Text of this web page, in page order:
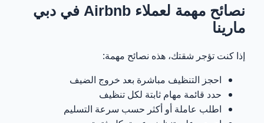
نصائح مهمة لعملاء Airbnb في دبي
مارينا
إذا كنت تؤجر شقتك، هذه نصائح مهمة:
احجز التنظيف مباشرة بعد خروج الضيف
حدد قائمة مهام ثابتة لكل تنظيف
اطلب عاملة أو أكثر حسب سرعة التسليم